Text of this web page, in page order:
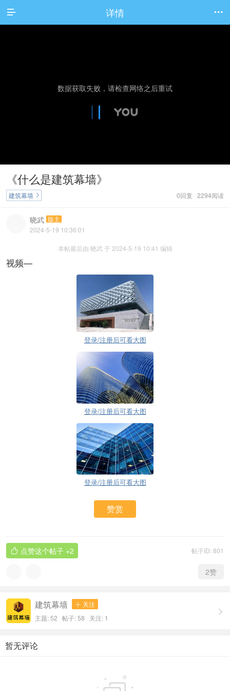
 详情 
《什么是建筑幕墙》
0回复 2294阅读
建筑幕墙 
晓武 版主
2024-5-19 10:36:01
本帖最后由 晓武 于 2024-5-19 10:41 编辑
视频—
登录/注册后可看大图
登录/注册后可看大图
登录/注册后可看大图
赞赏
帖子ID: 801
 点赞这个帖子 +2
2赞

建筑幕墙  关注
主题: 52 帖子: 58 关注: 1
暂无评论